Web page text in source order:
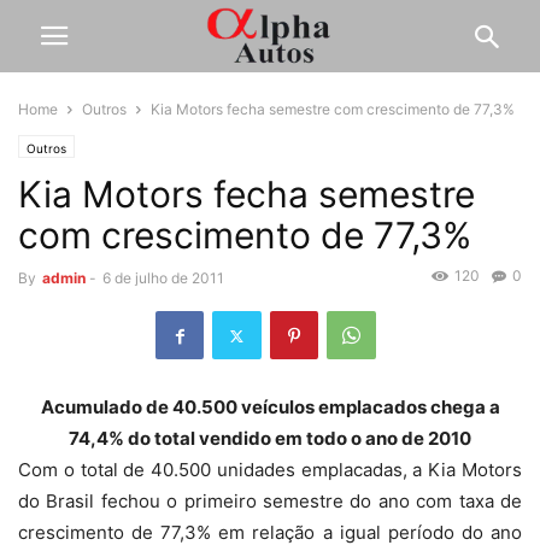
Home Outros Kia Motors fecha semestre com crescimento de 77,3%
Outros
Kia Motors fecha semestre
com crescimento de 77,3%
By admin - 6 de julho de 2011 0
120
Acumulado de 40.500 veículos emplacados chega a
74,4% do total vendido em todo o ano de 2010
Com o total de 40.500 unidades emplacadas, a Kia Motors
do Brasil fechou o primeiro semestre do ano com taxa de
crescimento de 77,3% em relação a igual período do ano